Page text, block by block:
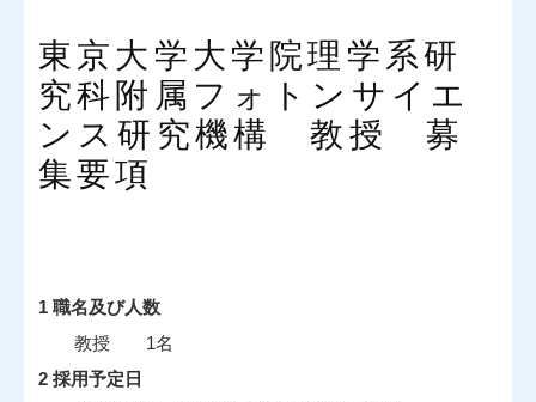
東京大学大学院理学系研
究科附属フォトンサイエ
ンス研究機構 教授 募
集要項
1 職名及び人数
教授 1名
2 採用予定日